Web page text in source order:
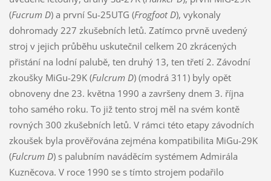
(Fucrum D) a první Su-25UTG (Frogfoot D), vykonaly
dohromady 227 zkušebních letů. Zatímco prvně uvedený
stroj v jejich průběhu uskutečnil celkem 20 zkrácených
přistání na lodní palubě, ten druhý 13, ten třetí 2. Závodní
zkoušky MiGu-29K (Fulcrum D) (modrá 311) byly opět
obnoveny dne 23. května 1990 a završeny dnem 3. října
toho samého roku. To již tento stroj měl na svém kontě
rovných 300 zkušebních letů. V rámci této etapy závodních
zkoušek byla prověřována zejména kompatibilita MiGu-29K
(Fulcrum D) s palubním naváděcím systémem Admirála
Kuzněcova. V roce 1990 se s tímto strojem podařilo